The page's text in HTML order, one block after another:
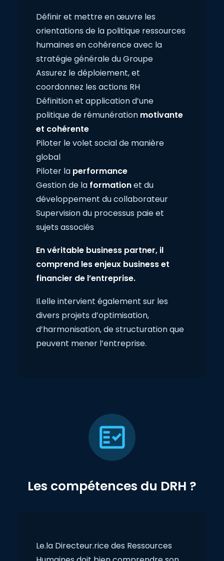
Définir et mettre en œuvre les
orientations de la politique ressources
humaines en cohérence avec la
stratégie générale du Groupe
Assurez le déploiement, et
coordonnez les actions RH
Définition et application d’une
politique de rémunération motivante
et cohérente
Piloter le volet social de manière
global
Piloter la performance
Gestion de la formationet du
développement du collaborateur
Supervision du processus paie et
sujets associés
En véritable business partner, il
comprend les enjeux business et
financier de l’entreprise.
Il.elle intervient également sur les
divers projets d’optimisation,
d’harmonisation, de structuration que
peuvent mener l’entreprise.
Le.la Directeur.rice des Ressources
Les compétences du DRH ?